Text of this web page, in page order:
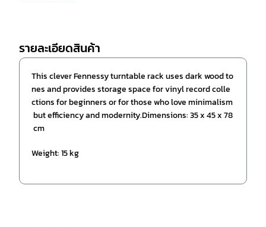
รายละเอียดสินค้า
This clever Fennessy turntable rack uses dark wood to
nes and provides storage space for vinyl record colle
ctions for beginners or for those who love minimalism
but efficiency and modernity.Dimensions: 35 x 45 x 78
cm
Weight: 15 kg